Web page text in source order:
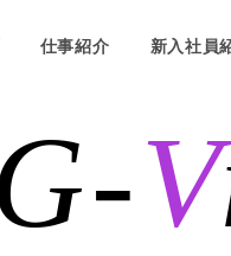
仕事紹介 新入社員
V